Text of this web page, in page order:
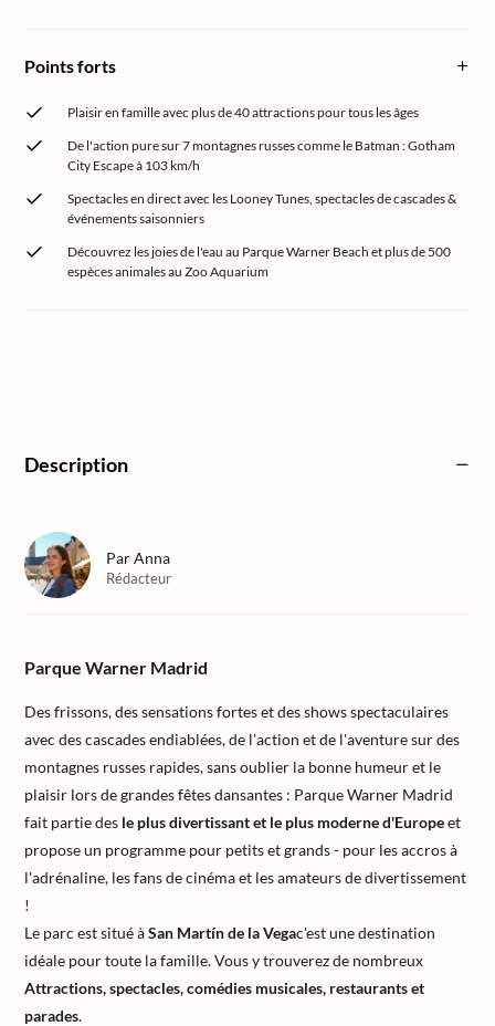
Points forts
Plaisir en famille avec plus de 40 attractions pour tous les âges
De l'action pure sur 7 montagnes russes comme le Batman : Gotham
City Escape à 103 km/h
Spectacles en direct avec les Looney Tunes, spectacles de cascades &
événements saisonniers
Découvrez les joies de l'eau au Parque Warner Beach et plus de 500
espèces animales au Zoo Aquarium
Description
Parque Warner Madrid
Des frissons, des sensations fortes et des shows spectaculaires
avec des cascades endiablées, de l'action et de l'aventure sur des
montagnes russes rapides, sans oublier la bonne humeur et le
plaisir lors de grandes fêtes dansantes : Parque Warner Madrid
fait partie des le plus divertissant et le plus moderne d'Europeet
propose un programme pour petits et grands - pour les accros à
l'adrénaline, les fans de cinéma et les amateurs de divertissement
!
Le parc est situé àSan Martín de la Vegac'est une destination
idéale pour toute la famille. Vous y trouverez de nombreux
Attractions, spectacles, comédies musicales, restaurants et
parades.
ParAnna
Rédacteur